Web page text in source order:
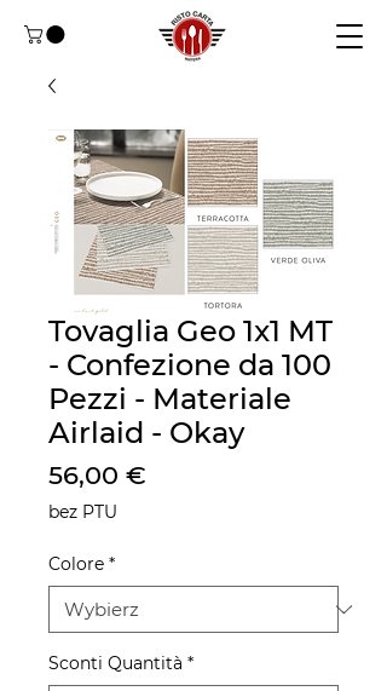
Tovaglia Geo 1x1 MT
- Confezione da 100
Pezzi - Materiale
Airlaid - Okay
56,00 €
bez PTU
Colore *
Sconti Quantità *